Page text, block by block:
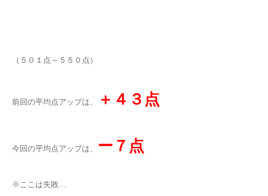
（５０１点～５５０点）
前回の平均点アップは、 ＋４３点
今回の平均点アップは、 ー ７点
※ここは失敗…